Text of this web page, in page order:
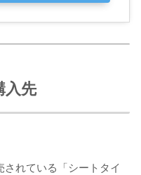
入先
れている「シートタイ